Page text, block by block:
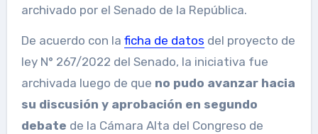
archivado por el Senado de la República.
De acuerdo con la ficha de datos del proyecto de
ley N° 267/2022 del Senado, la iniciativa fue
archivada luego de que no pudo avanzar hacia
su discusión y aprobación en segundo
debate de la Cámara Alta del Congreso de